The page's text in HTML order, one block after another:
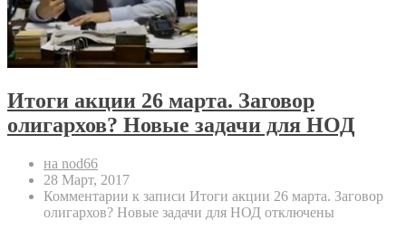
Итоги акции 26 марта. Заговор
олигархов? Новые задачи для НОД
на nod66
28 Март, 2017
Комментарии к записи Итоги акции 26 марта. Заговор
олигархов? Новые задачи для НОД отключены